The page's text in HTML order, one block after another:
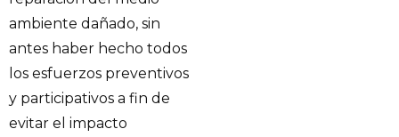
ambiente dañado, sin
antes haber hecho todos
los esfuerzos preventivos
y participativos a fin de
evitar el impacto